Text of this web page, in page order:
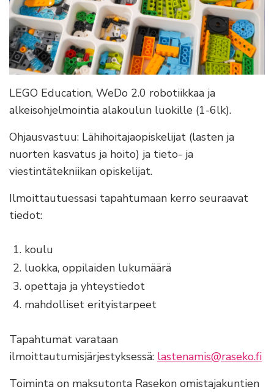
LEGO Education, WeDo 2.0 robotiikkaa ja
alkeisohjelmointia alakoulun luokille (1-6lk).
Ohjausvastuu: Lähihoitajaopiskelijat (lasten ja
nuorten kasvatus ja hoito) ja tieto- ja
viestintätekniikan opiskelijat.
Ilmoittautuessasi tapahtumaan kerro seuraavat
tiedot:
koulu
luokka, oppilaiden lukumäärä
opettaja ja yhteystiedot
mahdolliset erityistarpeet
Tapahtumat varataan
ilmoittautumisjärjestyksessä: lastenamis@raseko.fi
Toiminta on maksutonta Rasekon omistajakuntien